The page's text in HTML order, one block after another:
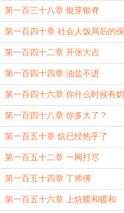
第一百三十八章 银芽银脊
第一百四十章 社会人饭局后的
节目
第一百四十二章 开张大吉
第一百四十四章 油盐不进
第一百四十六章 你什么时候有奶
（为变态种子酱万赏加更）
第一百四十八章 你多大了？
第一百五十章 炕已经热乎了
第一百五十二章 一网打尽
第一百五十四章 丁师傅
第一百五十六章 上炕暖和暖和